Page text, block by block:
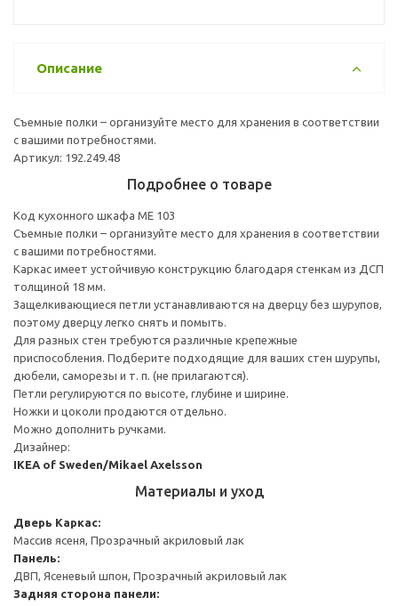
Описание
Съемные полки – организуйте место для хранения в соответствии
с вашими потребностями.
Артикул: 192.249.48
Подробнее о товаре
Код кухонного шкафа ME 103
Съемные полки – организуйте место для хранения в соответствии
с вашими потребностями.
Каркас имеет устойчивую конструкцию благодаря стенкам из ДСП
толщиной 18 мм.
Защелкивающиеся петли устанавливаются на дверцу без шурупов,
поэтому дверцу легко снять и помыть.
Для разных стен требуются различные крепежные
приспособления. Подберите подходящие для ваших стен шурупы,
дюбели, саморезы и т. п. (не прилагаются).
Петли регулируются по высоте, глубине и ширине.
Ножки и цоколи продаются отдельно.
Можно дополнить ручками.
Дизайнер:
IKEA of Sweden/Mikael Axelsson
Материалы и уход
Дверь Каркас:
Массив ясеня, Прозрачный акриловый лак
Панель:
ДВП, Ясеневый шпон, Прозрачный акриловый лак
Задняя сторона панели: